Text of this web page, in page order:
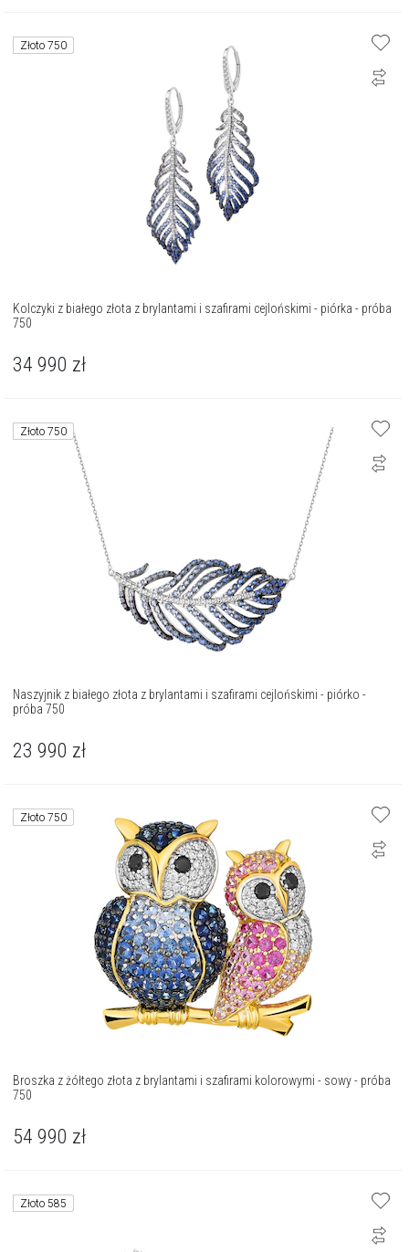
Złoto 750
Kolczyki z białego złota z brylantami i szafirami cejlońskimi - piórka - próba
750
34 990 zł
Złoto 750
Naszyjnik z białego złota z brylantami i szafirami cejlońskimi - piórko -
próba 750
23 990 zł
Złoto 750
Broszka z żółtego złota z brylantami i szafirami kolorowymi - sowy - próba
750
54 990 zł
Złoto 585